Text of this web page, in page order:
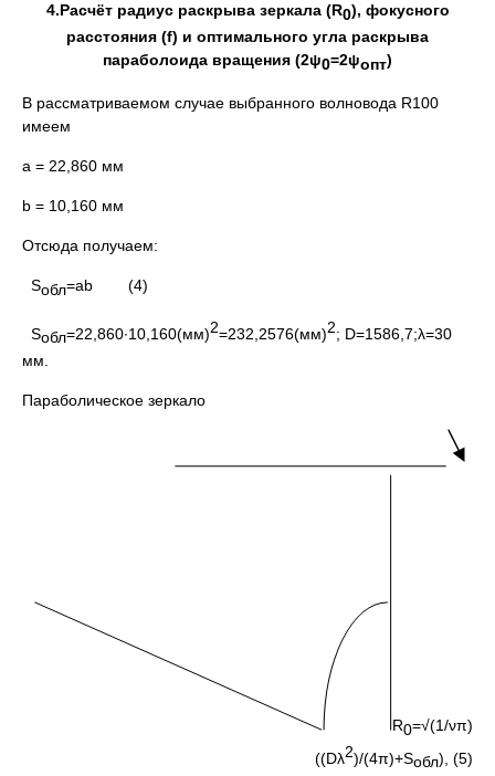
4.Расчёт радиус раскрыва зеркала (R0), фокусного
расстояния (f) и оптимального угла раскрыва
параболоида вращения (2ψ0=2ψопт)
В рассматриваемом случае выбранного волновода R100
имеем
а = 22,860 мм
b = 10,160 мм
Отсюда получаем:
Sобл=ab (4)
Sобл=22,860∙10,160(мм)2=232,2576(мм)2; D=1586,7;λ=30
мм.
Параболическое зеркало
R0=√(1/νπ)
((Dλ2)/(4π)+Sобл), (5)